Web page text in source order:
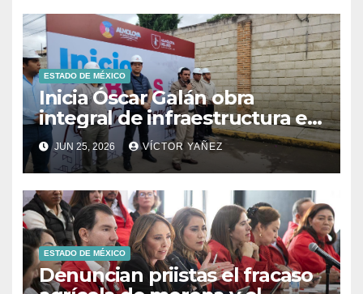
ESTADO DE MÉXICO
Inicia Óscar Galán obra
integral de infraestructura en
Prolongación León Guzmán
JUN 25, 2026 VÍCTOR YAÑEZ
ESTADO DE MÉXICO
Denuncian priistas el fracaso